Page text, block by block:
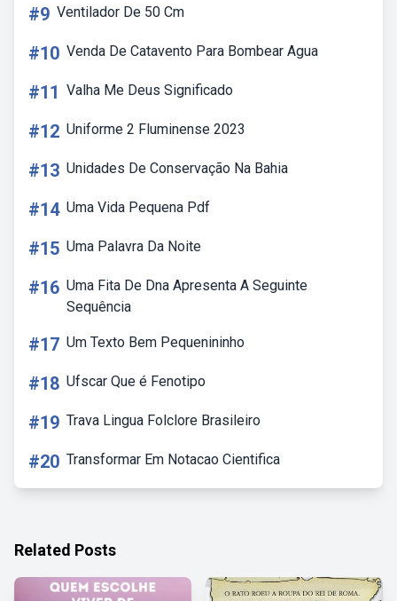
#9 Ventilador De 50 Cm
#10 Venda De Catavento Para Bombear Agua
#11 Valha Me Deus Significado
#12 Uniforme 2 Fluminense 2023
#13 Unidades De Conservação Na Bahia
#14 Uma Vida Pequena Pdf
#15 Uma Palavra Da Noite
#16 Uma Fita De Dna Apresenta A Seguinte
Sequência
#17 Um Texto Bem Pequenininho
#18 Ufscar Que é Fenotipo
#19 Trava Lingua Folclore Brasileiro
#20 Transformar Em Notacao Cientifica
Related Posts